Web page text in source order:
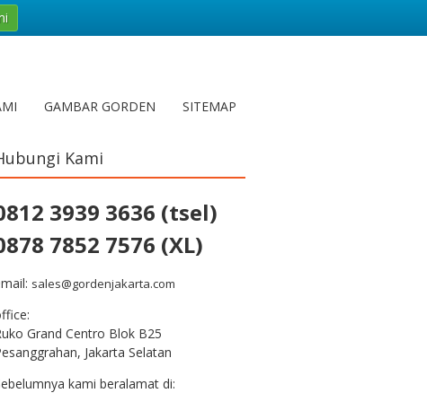
GAMBAR GORDEN SITEMAP
Kami
3939 3636 (tsel)
7852 7576 (XL)
sales@gordenjakarta.com
Grand Centro Blok B25
Jakarta Selatan
kami beralamat di: